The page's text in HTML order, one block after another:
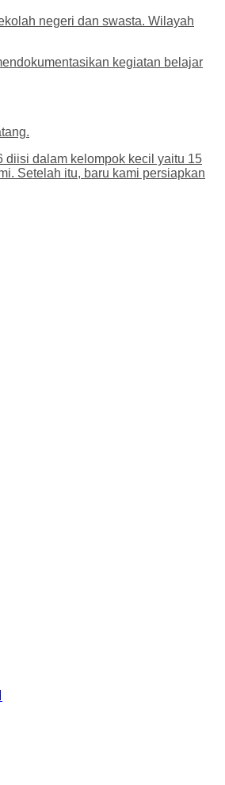
negeri dan swasta. Wilayah
kegiatan belajar
diisi dalam kelompok kecil yaitu 15
Setelah itu, baru kami persiapkan